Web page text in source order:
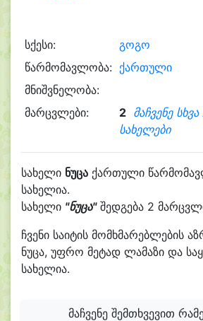
სქესი:
გოგო
წარმომავლობა: ქართული
მნიშვნელობა:
მარცვლები:
2 მაჩვენე
სახელები
სახელი ნუცა ქართული
სახელია.
სახელი "ნუცა"შედგება 2
ჩვენი საიტის მომხმარებლების
ნუცა, უფრო მეტად ლამაზი და
სახელია.
მაჩვენე შემთხვევით